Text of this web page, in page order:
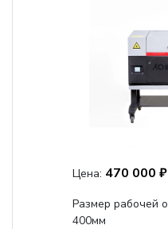
Цена: 470 000 ₽
Размер рабочей
400мм